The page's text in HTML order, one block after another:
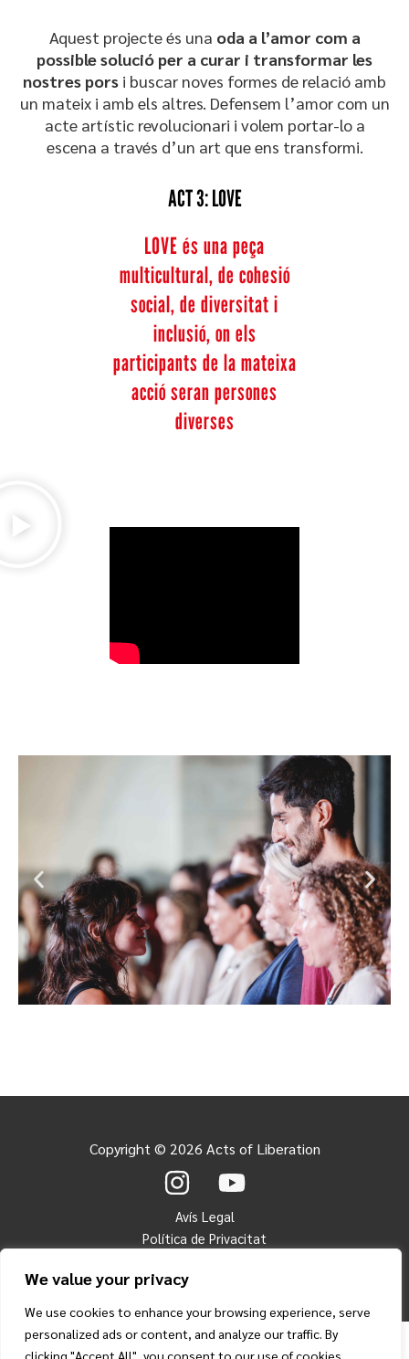
We value your privacy
We use cookies to enhance your browsing experience, serve
personalized ads or content, and analyze our traffic. By
clicking "Accept All", you consent to our use of cookies.
Aquest projecte és una oda a l’amor com a
possible solució per a curar i transformar les
nostres pors i buscar noves formes de relació amb
un mateix i amb els altres. Defensem l’amor com un
acte artístic revolucionari i volem portar-lo a
escena a través d’un art que ens transformi.
ACT 3: LOVE
LOVE és una peça
multicultural, de cohesió
social, de diversitat i
inclusió, on els
participants de la mateixa
acció seran persones
diverses
Copyright © 2026 Acts of Liberation
Avís Legal
Política de Privacitat